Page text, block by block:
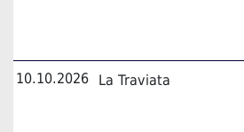
10.10.2026 La Traviata